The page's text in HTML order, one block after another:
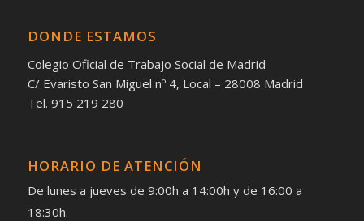
DONDE ESTAMOS
Colegio Oficial de Trabajo Social de Madrid
C/ Evaristo San Miguel nº 4, Local – 28008 Madrid
Tel. 915 219 280
HORARIO DE ATENCIÓN
De lunes a jueves de 9:00h a 14:00h y de 16:00 a
18:30h.